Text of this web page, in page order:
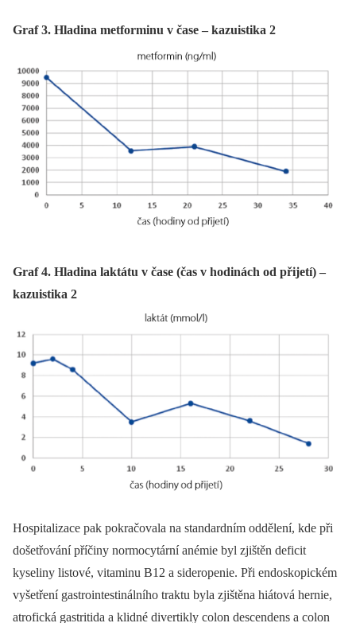
Graf 3. Hladina metforminu v čase – kazuistika 2
Graf 4. Hladina laktátu v čase (čas v hodinách od přijetí) –
kazuistika 2
Hospitalizace pak pokračovala na standardním oddělení, kde při
došetřování příčiny normocytární anémie byl zjištěn deficit
kyseliny listové, vitaminu B12 a sideropenie. Při endoskopickém
vyšetření gastrointestinálního traktu byla zjištěna hiátová hernie,
atrofická gastritida a klidné divertikly colon descendens a colon